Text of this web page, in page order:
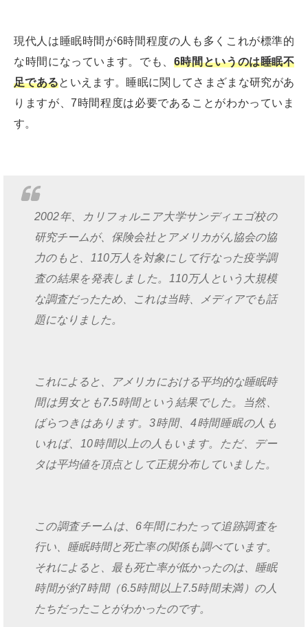
現代人は睡眠時間が6時間程度の人も多くこれが標準的
な時間になっています。でも、 6時間というのは睡眠不
足であるといえます。睡眠に関してさまざまな研究があ
りますが、7時間程度は必要であることがわかっていま
す。
2002年、カリフォルニア大学サンディエゴ校の
研究チームが、保険会社とアメリカがん協会の協
力のもと、110万人を対象にして行なった疫学調
査の結果を発表しました。110万人という大規模
な調査だったため、これは当時、メディアでも話
題になりました。
これによると、アメリカにおける平均的な睡眠時
間は男女とも7.5時間という結果でした。当然、
ばらつきはあります。3時間、4時間睡眠の人も
いれば、10時間以上の人もいます。ただ、デー
タは平均値を頂点として正規分布していました。
この調査チームは、6年間にわたって追跡調査を
行い、睡眠時間と死亡率の関係も調べています。
それによると、最も死亡率が低かったのは、睡眠
時間が約7時間（6.5時間以上7.5時間未満）の人
たちだったことがわかったのです。